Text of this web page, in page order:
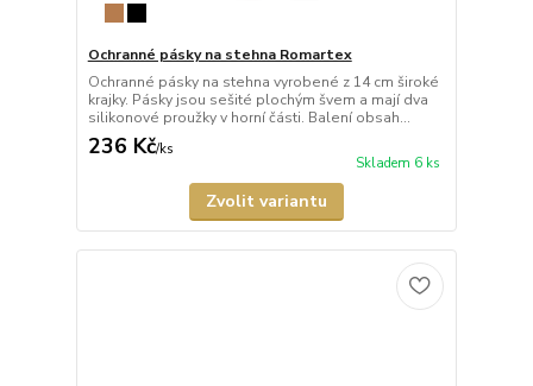
Ochranné pásky na stehna Romartex
Ochranné pásky na stehna vyrobené z 14 cm široké
krajky. Pásky jsou sešité plochým švem a mají dva
silikonové proužky v horní části. Balení obsah...
236 Kč/ks
Skladem 6 ks
Zvolit variantu